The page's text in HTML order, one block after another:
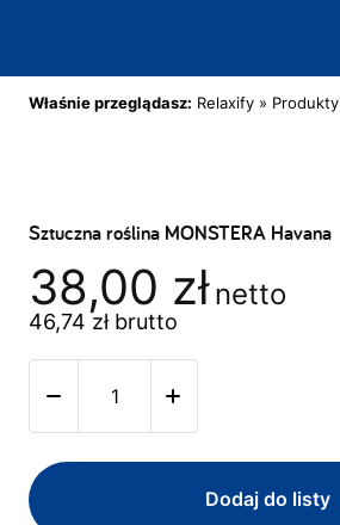
Właśnie przeglądasz: Relaxify » Produkty
Sztuczna roślina MONSTERA Havana
38,00 zł netto
46,74złbrutto
Dodaj do listy